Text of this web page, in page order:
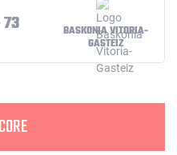
BASKONIA VITORIA-
GASTEIZ